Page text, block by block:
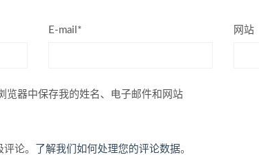
E-mail* 网站
览器中保存我的姓名、电子邮件和网站
论。 了解我们如何处理您的评论数据。